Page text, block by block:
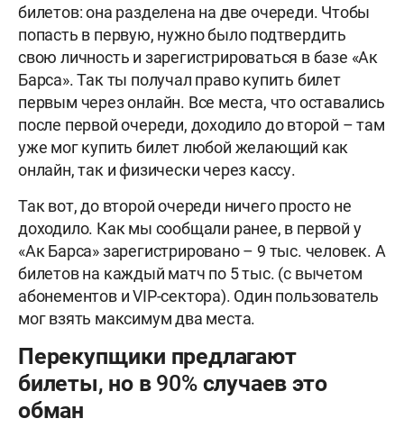
билетов: она разделена на две очереди. Чтобы
попасть в первую, нужно было подтвердить
свою личность и зарегистрироваться в базе «Ак
Барса». Так ты получал право купить билет
первым через онлайн. Все места, что оставались
после первой очереди, доходило до второй – там
уже мог купить билет любой желающий как
онлайн, так и физически через кассу.
Так вот, до второй очереди ничего просто не
доходило. Как мы сообщали ранее, в первой у
«Ак Барса» зарегистрировано – 9 тыс. человек. А
билетов на каждый матч по 5 тыс. (с вычетом
абонементов и VIP-сектора). Один пользователь
мог взять максимум два места.
Перекупщики предлагают
билеты, но в 90% случаев это
обман